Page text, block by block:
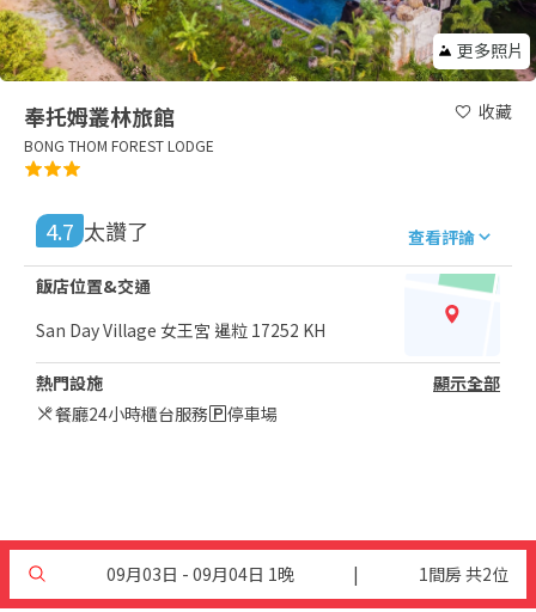
更多照片
奉托姆叢林旅館
BONG THOM FOREST LODGE
收藏
4.7 太讚了 查看評論
飯店位置&交通
San Day Village 女王宮 暹粒 17252 KH
熱門設施
顯示全部
餐廳24小時櫃台服務 停車場
09月03日 - 09月04日 1晚 | 1間房 共2位